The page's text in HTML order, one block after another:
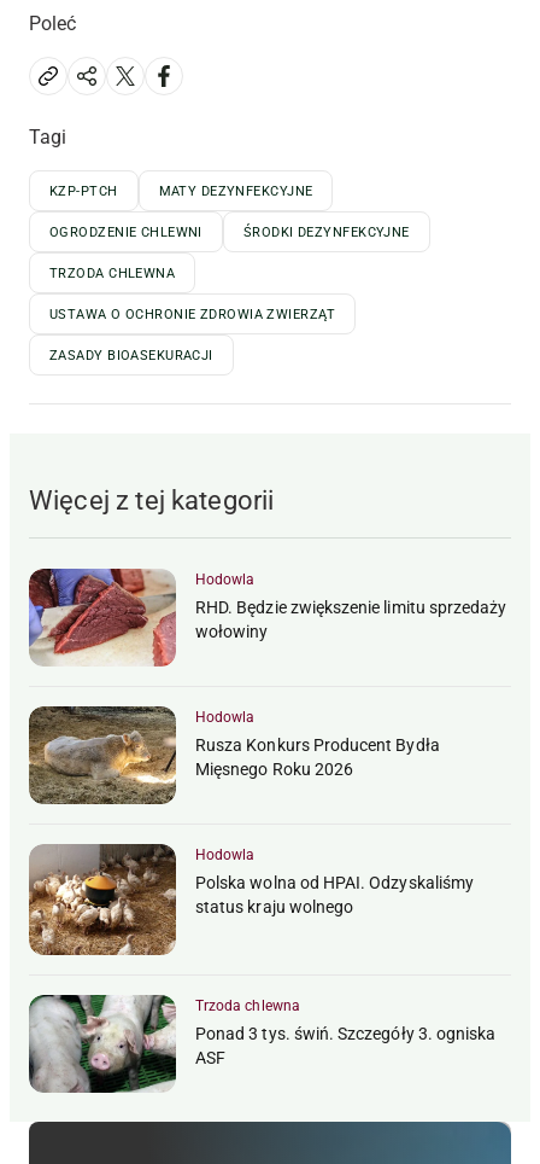
Poleć
Tagi
KZP-PTCH MATY DEZYNFEKCYJNE
OGRODZENIE CHLEWNI ŚRODKI DEZYNFEKCYJNE
TRZODA CHLEWNA
USTAWA O OCHRONIE ZDROWIA ZWIERZĄT
ZASADY BIOASEKURACJI
Więcej z tej kategorii
Hodowla
RHD. Będzie zwiększenie limitu sprzedaży
wołowiny
Hodowla
Rusza Konkurs Producent Bydła
Mięsnego Roku 2026
Hodowla
Polska wolna od HPAI. Odzyskaliśmy
status kraju wolnego
Trzoda chlewna
Ponad 3 tys. świń. Szczegóły 3. ogniska
ASF